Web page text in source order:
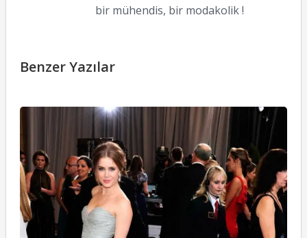
bir mühendis, bir modakolik !
Benzer Yazılar